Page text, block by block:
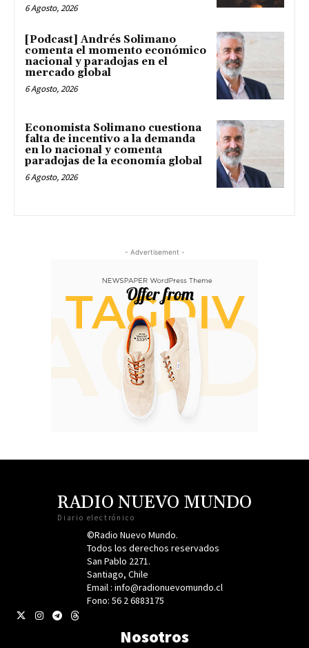
6 Agosto, 2026
[Podcast] Andrés Solimano
comenta el momento económico
nacional y paradojas en el
mercado global
6 Agosto, 2026
Economista Solimano cuestiona
falta de incentivo a la demanda
en lo nacional y comenta
paradojas de la economía global
6 Agosto, 2026
- Advertisement -
RADIO NUEVO MUNDO
Diario electrónico
©Radio Nuevo Mundo.
Todos los derechos reservados
San Pablo 2271.
Santiago, Chile
Email : info@radionuevomundo.cl
Fono: 56 2 6883175
Nosotros